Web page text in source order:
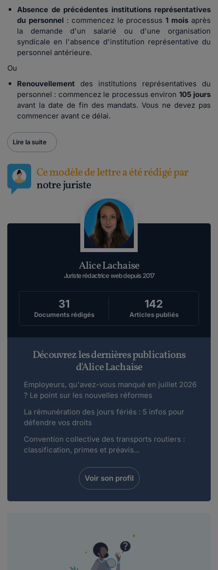
Absence de précédentes institutions représentatives
du personnel : commencez le processus1 mois après
la demande d'un salarié ou d'une organisation
syndicale en l'absence d'institution représentative du
personnel antérieure.
Ou
Renouvellement des institutions représentatives du
personnel : commencez le processus environ 105 jours
avant la date de fin des mandats. Vous ne devez pas
commencer avant ce délai.
Lire la suite
Ce modèle de lettre a été rédigé par
notre juriste
Alice Lachaise
Juriste rédactrice web depuis 2017
31
Documents rédigés
142
Articles publiés
Découvrez les dernières publications
d'Alice Lachaise
Employeurs, qu'avez-vous manqué en juillet 2026
? Le point sur les nouvelles réformes
La rémunération des jours fériés : 5 infos pour
défendre vos droits
Convention collective des transports routiers :
classification, primes et préavis...
Voir son profil